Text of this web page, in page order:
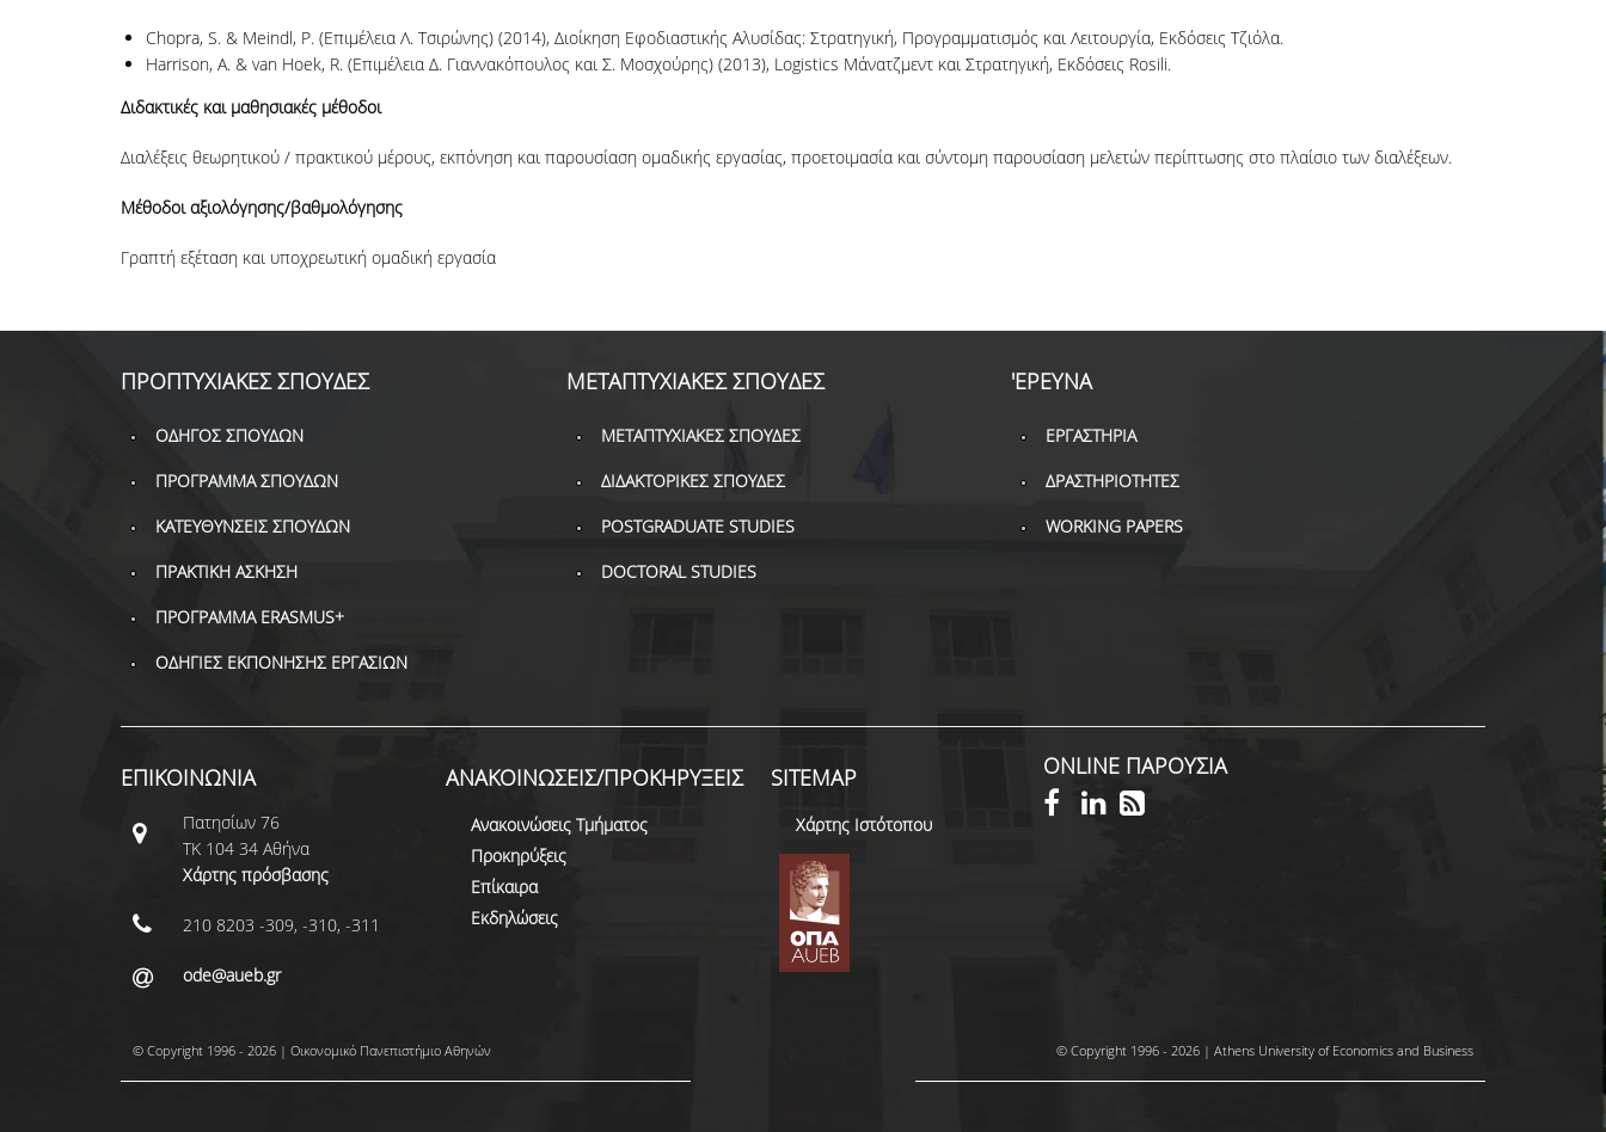
Chopra, S. & Meindl, P. (Επιμέλεια Λ. Τσιρώνης) (2014), Διοίκηση Εφοδιαστικής Αλυσίδας: Στρατηγική, Προγραμματισμός και Λειτουργία, Εκδόσεις Τζιόλα.
Harrison, A. & van Hoek, R. (Επιμέλεια Δ. Γιαννακόπουλος και Σ. Μοσχούρης) (2013), Logistics Μάνατζμεντ και Στρατηγική, Εκδόσεις Rosili.
Διδακτικές και μαθησιακές μέθοδοι
Διαλέξεις θεωρητικού / πρακτικού μέρους, εκπόνηση και παρουσίαση ομαδικής εργασίας, προετοιμασία και σύντομη παρουσίαση μελετών περίπτωσης στο πλαίσιο των διαλέξεων.
Μέθοδοι αξιολόγησης/βαθμολόγησης
Γραπτή εξέταση και υποχρεωτική ομαδική εργασία
ΠΡΟΠΤΥΧΙΑΚΕΣ ΣΠΟΥΔΕΣ
ΟΔΗΓΟΣ ΣΠΟΥΔΩΝ
ΠΡΟΓΡΑΜΜΑ ΣΠΟΥΔΩΝ
ΚΑΤΕΥΘΥΝΣΕΙΣ ΣΠΟΥΔΩΝ
ΠΡΑΚΤΙΚΗ ΑΣΚΗΣΗ
ΠΡΟΓΡΑΜΜΑ ERASMUS+
ΟΔΗΓΙΕΣ ΕΚΠΟΝΗΣΗΣ ΕΡΓΑΣΙΩΝ
ΜΕΤΑΠΤΥΧΙΑΚΕΣ ΣΠΟΥΔΕΣ
ΜΕΤΑΠΤΥΧΙΑΚΕΣ ΣΠΟΥΔΕΣ
ΔΙΔΑΚΤΟΡΙΚΕΣ ΣΠΟΥΔΕΣ
POSTGRADUATE STUDIES
DOCTORAL STUDIES
'ΕΡΕΥΝΑ
ΕΡΓΑΣΤΗΡΙΑ
ΔΡΑΣΤΗΡΙΟΤΗΤΕΣ
WORKING PAPERS
ΕΠΙΚΟΙΝΩΝΙΑ
Πατησίων 76
ΤΚ 104 34 Αθήνα
Χάρτης πρόσβασης
210 8203 -309, -310, -311
ode@aueb.gr
ΑΝΑΚΟΙΝΩΣΕΙΣ/ΠΡΟΚΗΡΥΞΕΙΣ
Ανακοινώσεις Τμήματος
Προκηρύξεις
Επίκαιρα
Εκδηλώσεις
SITEMAP
Χάρτης Ιστότοπου
ONLINE ΠΑΡΟΥΣΙΑ
© Copyright 1996 - 2026 | Οικονομικό Πανεπιστήμιο Αθηνών © Copyright 1996 - 2026 | Athens University of Economics and Business